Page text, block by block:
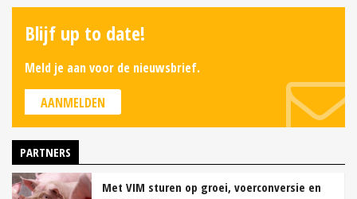
Blijf up to date!
Meld je aan voor de nieuwsbrief.
AANMELDEN
PARTNERS
Met VIM sturen op groei, voerconversie en